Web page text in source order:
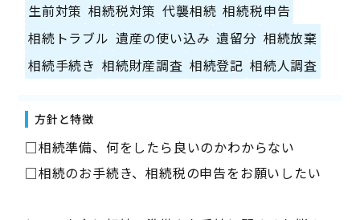
生前対策 相続税対策 代襲相続 相続税申告
相続トラブル 遺産の使い込み 遺留分 相続放棄
相続手続き 相続財産調査 相続登記 相続人調査
方針と特徴
□相続準備、何をしたら良いのかわからない
□相続のお手続き、相続税の申告をお願いしたい